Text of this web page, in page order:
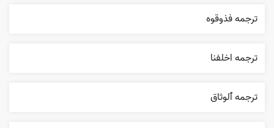
ترجمه فذوقوه
ترجمه اخلفنا
ترجمه ٱلوثاق